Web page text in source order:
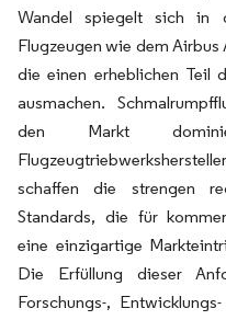
Wandel spiegelt sich in
Flugzeugen wie dem
die einen erheblichen Teil
ausmachen.
den Markt
schaffen die strengen
Standards, die für
eine einzigartige
Die Erfüllung dieser
Forschungs-,